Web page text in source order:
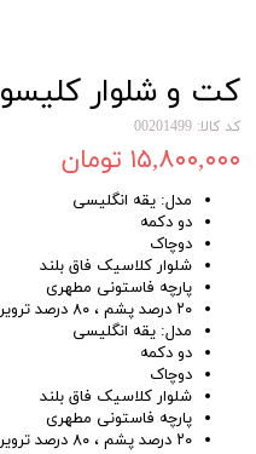
کت و شلوار
کد کالا: 00201499
۱۵,۸۰۰,۰۰۰ تومان
مدل: یقه انگلیسی
دو دکمه
دوچاک
شلوار کلاسیک فاق بلند
پارچه فاستونی مطهری
۲۰ درصد پشم ، ۸۰ درصد ترویرا
مدل: یقه انگلیسی
دو دکمه
دوچاک
شلوار کلاسیک فاق بلند
پارچه فاستونی مطهری
۲۰ درصد پشم ، ۸۰ درصد ترویرا